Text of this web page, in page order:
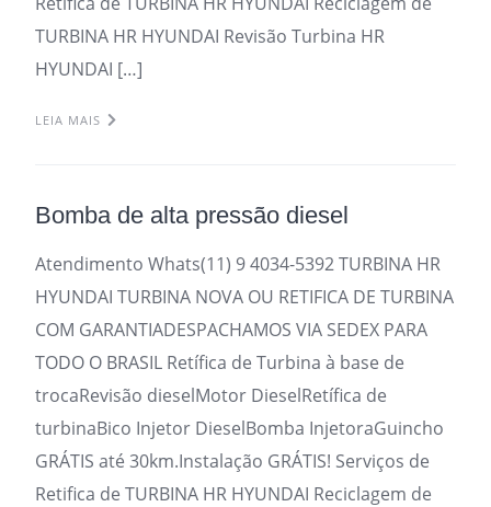
TURBINA HR HYUNDAI Revisão Turbina HR
HYUNDAI […]
LEIA MAIS
Bomba de alta pressão diesel
Atendimento Whats(11) 9 4034-5392 TURBINA HR
HYUNDAI TURBINA NOVA OU RETIFICA DE TURBINA
COM GARANTIADESPACHAMOS VIA SEDEX PARA
TODO O BRASIL Retífica de Turbina à base de
trocaRevisão dieselMotor DieselRetífica de
turbinaBico Injetor DieselBomba InjetoraGuincho
GRÁTIS até 30km.Instalação GRÁTIS! Serviços de
Retifica de TURBINA HR HYUNDAI Reciclagem de